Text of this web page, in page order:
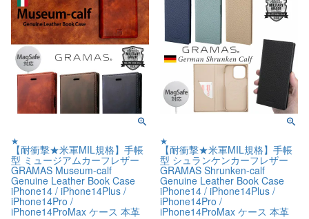
★
【耐衝撃★米軍MIL規格】手帳
型 ミュージアムカーフレザー
GRAMAS Museum-calf
Genuine Leather Book Case
iPhone14 / iPhone14Plus /
iPhone14Pro /
iPhone14ProMax ケース 本革
★
【耐衝撃★米軍MIL規格】手帳
型 シュランケンカーフレザー
GRAMAS Shrunken-calf
Genuine Leather Book Case
iPhone14 / iPhone14Plus /
iPhone14Pro /
iPhone14ProMax ケース 本革